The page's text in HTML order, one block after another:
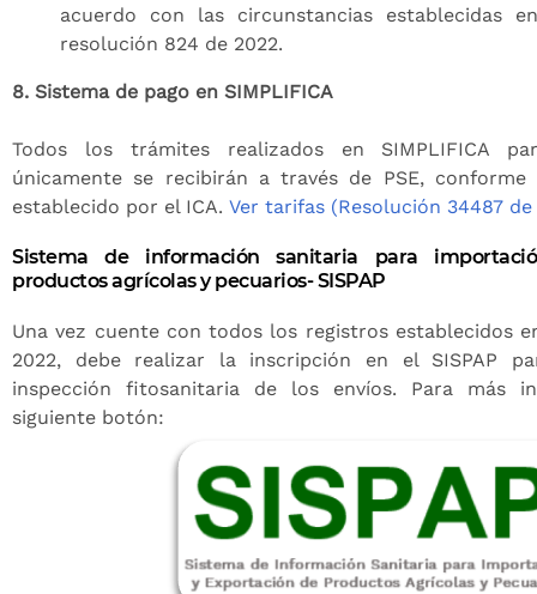
acuerdo con las circunstancias establecidas
resolución 824 de 2022.
8. Sistema de pago en SIMPLIFICA
Todos los trámites realizados en SIMPLIFICA
únicamente se recibirán a través de PSE,
establecido por el ICA. Ver tarifas (Resolución 34487 de
Sistema de información sanitaria para
productos agrícolas y pecuarios- SISPAP
Una vez cuente con todos los registros establecidos
2022, debe realizar la inscripción en el SISPAP
inspección fitosanitaria de los envíos. Para más
siguiente botón: